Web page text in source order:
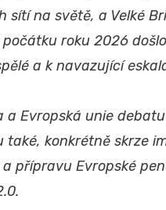
sítí na světě, a Velké
roku 2026
a k navazující
a Evropská unie
také, konkrétně skrze
a přípravu Evropské